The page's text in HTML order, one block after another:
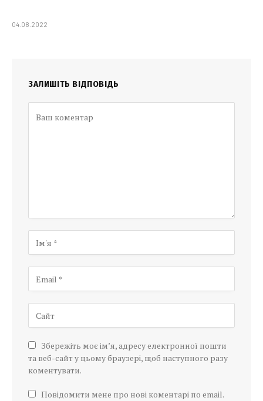
04.08.2022
ЗАЛИШІТЬ ВІДПОВІДЬ
Збережіть моє ім’я, адресу електронної пошти
та веб-сайт у цьому браузері, щоб наступного разу
коментувати.
Повідомити мене про нові коментарі по email.